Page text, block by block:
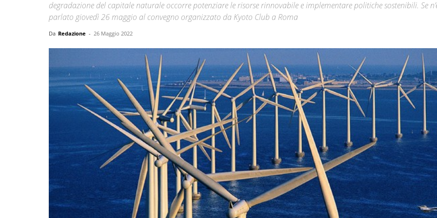
degradazione del capitale naturale occorre potenziare le risorse rinnovabile e implementare politiche sostenibili. Se
parlato giovedì 26 maggio al convegno organizzato da Kyoto Club a Roma
Da Redazione - 26 Maggio 2022